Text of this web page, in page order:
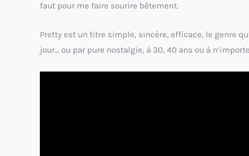
faut pour me faire sourire bêtement.
Pretty est un titre simple, sincère, efficace, le genre
jour… ou par pure nostalgie, à 30, 40 ans ou à